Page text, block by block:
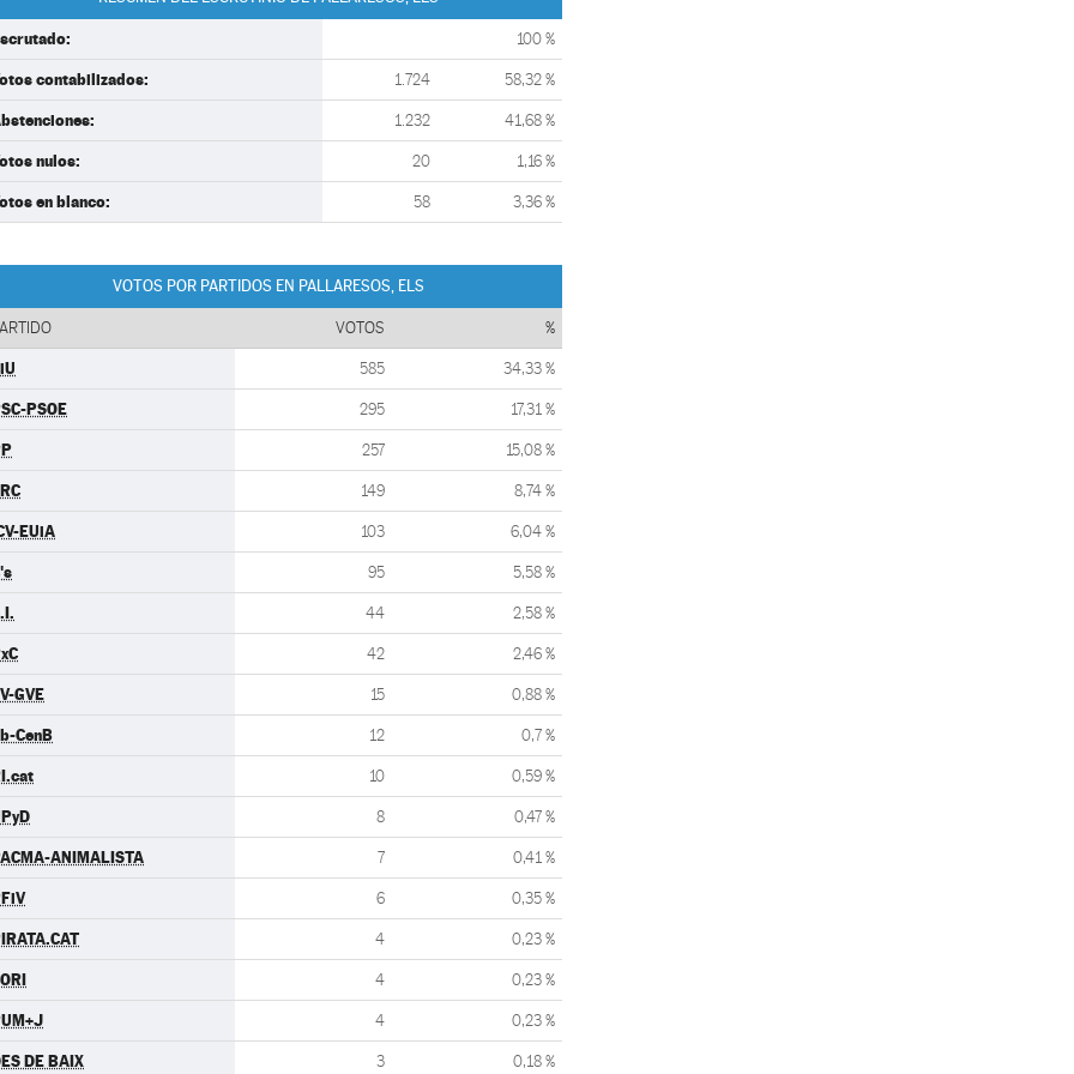
100 %
contabilizados: 1.724 58,32 %
1.232 41,68 %
nulos: 20 1,16 %
en blanco: 58 3,36 %
VOTOS POR PARTIDOS EN PALLARESOS, ELS
VOTOS %
585 34,33 %
PSOE 295 17,31 %
257 15,08 %
149 8,74 %
EUiA 103 6,04 %
95 5,58 %
44 2,58 %
42 2,46 %
GVE 15 0,88 %
CenB 12 0,7 %
10 0,59 %
8 0,47 %
ANIMALISTA 7 0,41 %
6 0,35 %
4 0,23 %
4 0,23 %
4 0,23 %
DE BAIX 3 0,18 %